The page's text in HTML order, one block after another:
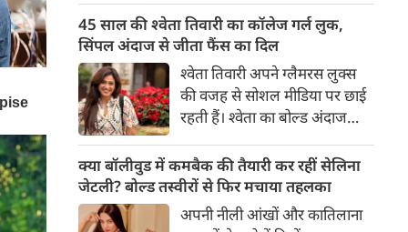
इंटरनेट पर तहलका मचाती रहती हैं।
इस बार निक्की ने मरून कलर की
साड़ी में अपनी कुछ सुपर सिजलिंग
तस्वीरें शेयर की है। खूबसूरत शिमरी
साड़ी में निक्की की अदाएं देखने
लायक है।
45 साल की श्वेता तिवारी का कॉलेज गर्ल लुक,
सिंपल अंदाज से जीता फैंस का दिल
श्वेता तिवारी अपने ग्लैमरस लुक्स
की वजह से सोशल मीडिया पर छाई
रहती हैं। श्वेता का बोल्ड अंदाज
कि वह दो बच्चों की मां हैं। 45 साल
की श्वेता तिवारी की तस्वीरों पर फैंस
जमकर प्यार लुटाते हैं। इस बार श्वेता
तिवारी ने वेकेशन से अपनी कुछ
क्या बॉलीवुड में कमबैक की तैयारी कर रहीं सेलिना
जेटली? बोल्ड तस्वीरों से फिर मचाया तहलका
अपनी नीली आंखों और कातिलाना